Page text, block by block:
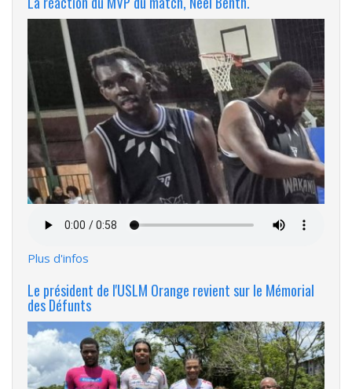
audio
Plus d'infos
Le président de l'USLM Orange revient sur le Mémorial
des Défunts